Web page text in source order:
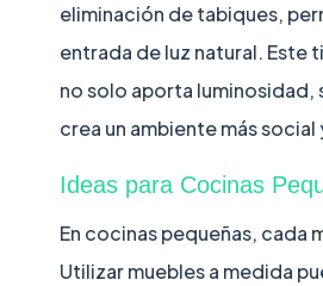
eliminación de tabiques,
entrada de luz natural. Este
no solo aporta luminosidad,
crea un ambiente más
Ideas para Cocinas
En cocinas pequeñas, cada
Utilizar muebles a medida